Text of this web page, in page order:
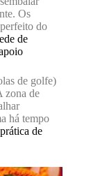
Os
do
de
de golfe)
zona de
há tempo
de